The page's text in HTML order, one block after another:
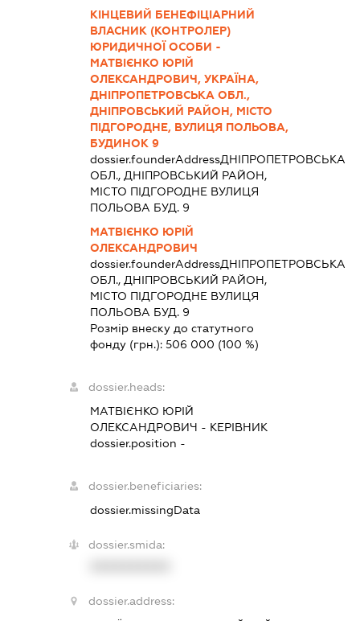
КІНЦЕВИЙ БЕНЕФІЦІАРНИЙ
ВЛАСНИК (КОНТРОЛЕР)
ЮРИДИЧНОЇ ОСОБИ -
МАТВІЄНКО ЮРІЙ
ОЛЕКСАНДРОВИЧ, УКРАЇНА,
ДНІПРОПЕТРОВСЬКА ОБЛ.,
ДНІПРОВСЬКИЙ РАЙОН, МІСТО
ПІДГОРОДНЕ, ВУЛИЦЯ ПОЛЬОВА,
БУДИНОК 9
dossier.founderAddressДНІПРОПЕТРОВСЬКА
ОБЛ., ДНІПРОВСЬКИЙ РАЙОН,
МІСТО ПІДГОРОДНЕ ВУЛИЦЯ
ПОЛЬОВА БУД. 9
МАТВІЄНКО ЮРІЙ
ОЛЕКСАНДРОВИЧ
dossier.founderAddressДНІПРОПЕТРОВСЬКА
ОБЛ., ДНІПРОВСЬКИЙ РАЙОН,
МІСТО ПІДГОРОДНЕ ВУЛИЦЯ
ПОЛЬОВА БУД. 9
Розмір внеску до статутного
фонду (грн.): 506 000 (100 %)
dossier.heads:
МАТВІЄНКО ЮРІЙ
ОЛЕКСАНДРОВИЧ - КЕРІВНИК
dossier.position -
dossier.beneficiaries:
dossier.missingData
dossier.smida:
dossier.address: